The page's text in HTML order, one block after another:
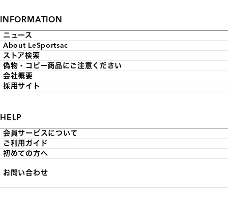
INFORMATION
ニュース
About LeSportsac
ストア検索
偽物・コピー商品にご注意ください
会社概要
採用サイト
HELP
会員サービスについて
ご利用ガイド
初めての方へ
お問い合わせ